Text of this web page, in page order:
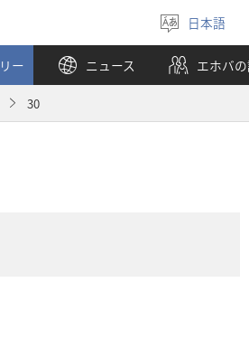
言
語
を
選
日本語
ー ニュース エホバ
30